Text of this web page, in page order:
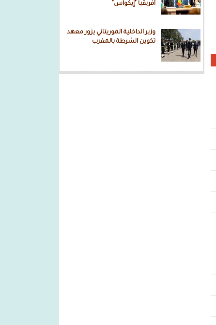
أفريقيا "إيكواس"
وزير الداخلية الموريتاني يزور معهد
تكوين الشرطة بالمغرب